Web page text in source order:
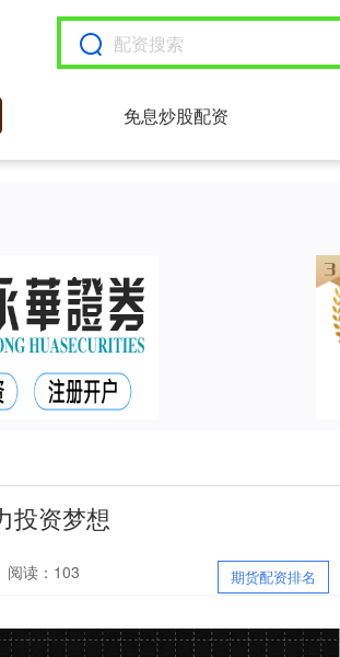
免息炒股配资
投资梦想
期货配资排名
阅读：103